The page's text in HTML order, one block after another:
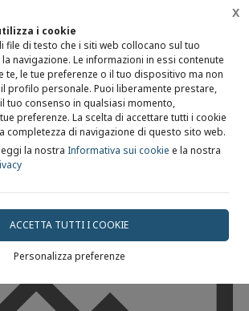
i cookie
file di testo che i siti web collocano sul tuo
navigazione. Le informazioni in essi contenute
le tue preferenze o il tuo dispositivo ma non
profilo personale. Puoi liberamente prestare,
tuo consenso in qualsiasi momento,
preferenze. La scelta di accettare tutti i cookie
completezza di navigazione di questo sito web.
la nostra Informativa sui cookie e la nostra
ACCETTA TUTTI I COOKIE
Personalizza preferenze
X
Plastica e Ricostruttiva